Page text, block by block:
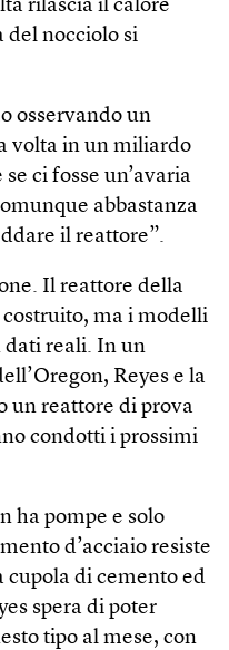
rilascia il calore
del nocciolo si
osservando un
volta in un miliardo
ci fosse un’avaria
abbastanza
il reattore”.
Il reattore della
costruito, ma i modelli
dati reali. In un
Reyes e la
un reattore di prova
condotti i prossimi
ha pompe e solo
d’acciaio resiste
cupola di cemento ed
spera di poter
tipo al mese, con